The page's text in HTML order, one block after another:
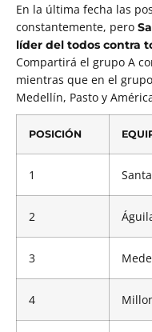
En la última fecha las
constantemente, pero
líder del todos contra
Compartirá el grupo A
mientras que en el
Medellín, Pasto y
POSICIÓN
1
2
3
4